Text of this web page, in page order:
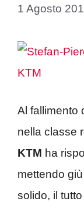
1 Agosto
Al fallimento
nella classe
KTM ha
mettendo
solido, il